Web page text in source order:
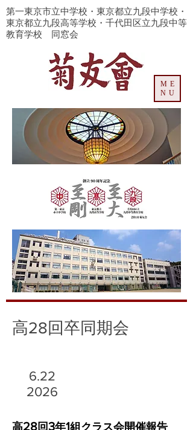
ME
NU
​第一東京市立中学校・東京都立九段中学校・
東京都立九段高等学校・千代田区立九段中等
教育学校 同窓会
高28回卒同期会
6.22
2026
高28回3年1組クラス会開催報告